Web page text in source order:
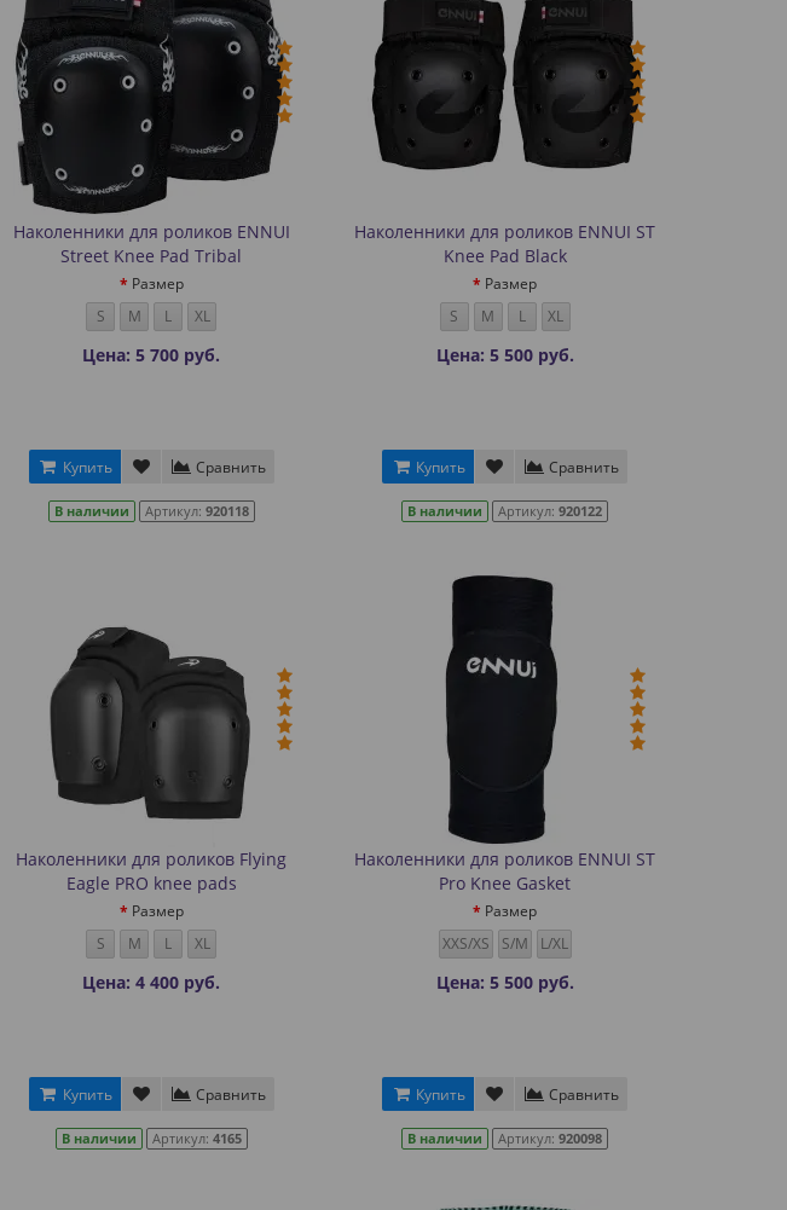
Наколенники для роликов ENNUI
Street Knee Pad Tribal
Размер
S
M L XL
Цена: 5 700 руб.
Купить Сравнить
В наличии Артикул: 920118
Наколенники для роликов ENNUI ST
Knee Pad Black
Размер
S
M L XL
Цена: 5 500 руб.
Купить Сравнить
В наличии Артикул:920122
Наколенники для роликов Flying
Eagle PRO knee pads
Размер
S
M L XL
Цена: 4 400 руб.
Купить Сравнить
В наличии Артикул: 4165
Наколенники для роликов ENNUI ST
Pro Knee Gasket
Размер
XXS/XS
S/M L/XL
Цена: 5 500 руб.
Купить Сравнить
В наличии Артикул:920098